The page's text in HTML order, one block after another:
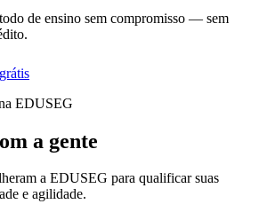
de ensino sem compromisso — sem
EDUSEG
a gente
a EDUSEG para qualificar suas
e agilidade.